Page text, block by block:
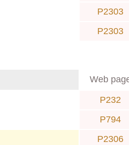
P2303
P2303
Web
P232
P794
P2306